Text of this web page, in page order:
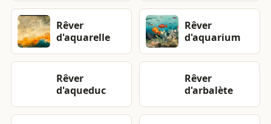
Rêver
d'aquarelle
Rêver
d'aquarium
Rêver
d'aqueduc
Rêver
d'arbalète